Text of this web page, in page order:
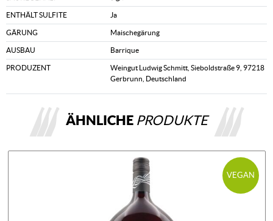
ENTHÄLT SULFITE Ja
GÄRUNG Maischegärung
AUSBAU Barrique
PRODUZENT
Weingut Ludwig Schmitt, Sieboldstraße 9, 97218
Gerbrunn, Deutschland
ÄHNLICHE PRODUKTE
VEGAN